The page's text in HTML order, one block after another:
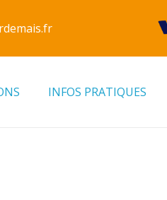
INFOS PRATIQUES